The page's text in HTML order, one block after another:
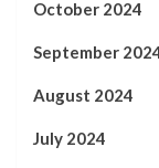
October 2024
September
August 2024
July 2024